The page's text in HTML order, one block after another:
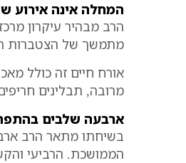
המחלה אינה אירוע
הרב מבהיר עיקרון
מתמשך של הצטברות
אורח חיים זה כולל
מרובה, תבלינים
ארבעה שלבים
בשיחתו מתאר הרב
הממושכת. הרביעי